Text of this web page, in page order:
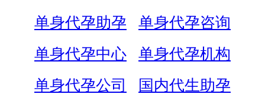
单身代孕助孕
单身代孕咨询
单身代孕中心
单身代孕机构
单身代孕公司
国内代生助孕